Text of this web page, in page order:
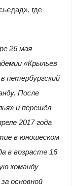
где
26 мая
«Крыльев
петербургский
После
и перешёл
2017 года
в юношеском
в возрасте 16
команду
основной